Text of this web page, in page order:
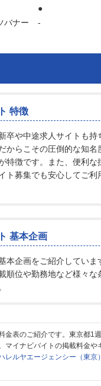
●
バナー
-
特徴
卒や中途求人サイトも持
からこその圧倒的な知名
特徴です。また、便利な
ト募集でも安心してご利
基本企画
本企画をご紹介していま
順位や勤務地など様々な
金表のご紹介です。東京都1
マイナビバイトの掲載料金や
レルヤエージェンシー（東京）